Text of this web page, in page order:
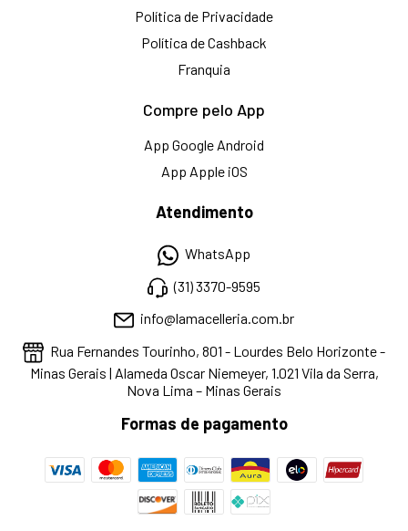
Política de Privacidade
Política de Cashback
Franquia
Compre pelo App
App Google Android
App Apple iOS
Atendimento
WhatsApp
(31) 3370-9595
info@lamacelleria.com.br
Rua Fernandes Tourinho, 801 - Lourdes Belo Horizonte -
Minas Gerais | Alameda Oscar Niemeyer, 1.021 Vila da Serra,
Nova Lima – Minas Gerais
Formas de pagamento